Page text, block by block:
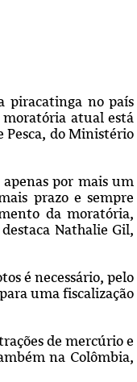
piracatinga no país
atual está
do Ministério
apenas por mais um
prazo e sempre
da moratória,
Nathalie Gil,
é necessário, pelo
uma fiscalização
de mercúrio e
na Colômbia,